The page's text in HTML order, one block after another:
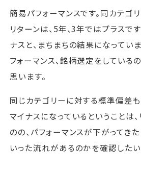
簡易パフォーマンスです。同カテゴ
リターンは、5年、3年ではプラスで
ナスと、まちまちの結果になってい
フォーマンス、銘柄選定をしている
思います。
同じカテゴリーに対する標準偏差も
マイナスになっているということは
のの、パフォーマンスが下がってき
いった流れがあるのかを確認したい